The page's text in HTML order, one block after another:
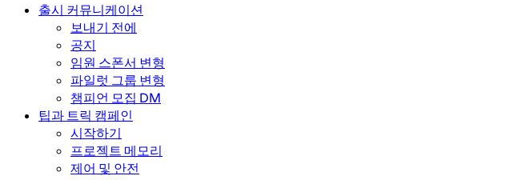
출시 커뮤니케이션
보내기 전에
공지
임원 스폰서 변형
파일럿 그룹 변형
챔피언 모집 DM
팁과 트릭 캠페인
시작하기
프로젝트 메모리
제어 및 안전